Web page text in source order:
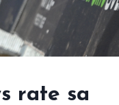
rate sa